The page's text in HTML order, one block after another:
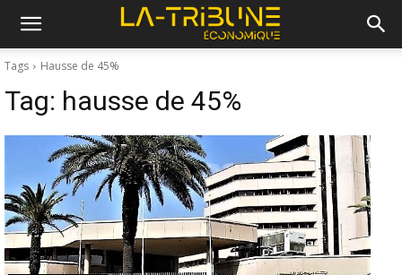
Tags Hausse de 45%
Tag: hausse de 45%